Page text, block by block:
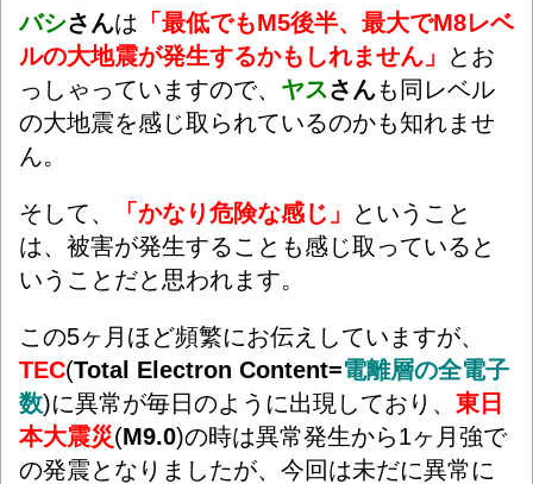
バシさんは 「最低でもM5後半、最大でM8レベ
ルの大地震が発生するかもしれません」
とお
っしゃっていますので、 ヤスさんも同レベル
の大地震を感じ取られているのかも知れませ
ん。
そして、 「かなり危険な感じ」
ということ
は、被害が発生することも感じ取っていると
いうことだと思われます。
この5ヶ月ほど頻繁にお伝えしていますが、
TEC(Total Electron Content=電離層の全電子
数)に異常が毎日のように出現しており、 東日
本大震災(M9.0)の時は異常発生から1ヶ月強で
の発震となりましたが、今回は未だに異常に